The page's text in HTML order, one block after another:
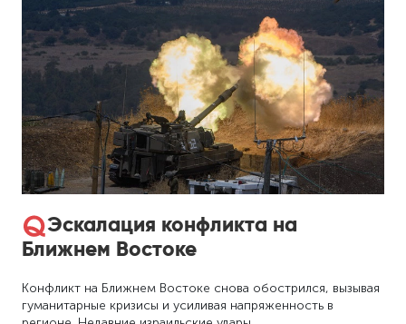
Эскалация конфликта на
Ближнем Востоке
Конфликт на Ближнем Востоке снова обострился, вызывая
гуманитарные кризисы и усиливая напряженность в